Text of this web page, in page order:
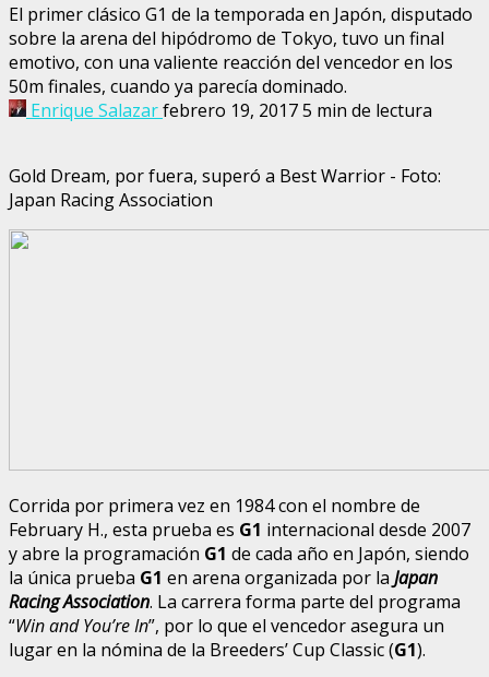
El primer clásico G1 de la temporada en Japón, disputado
sobre la arena del hipódromo de Tokyo, tuvo un final
emotivo, con una valiente reacción del vencedor en los
50m finales, cuando ya parecía dominado.
Enrique Salazarfebrero 19, 20175 min de lectura
Gold Dream, por fuera, superó a Best Warrior - Foto:
Japan Racing Association
Corrida por primera vez en 1984 con el nombre de
February H., esta prueba es G1 internacional desde 2007
y abre la programación G1 de cada año en Japón, siendo
la única prueba G1 en arena organizada por la Japan
Racing Association. La carrera forma parte del programa
“Win and You’re In”, por lo que el vencedor asegura un
lugar en la nómina de la Breeders’ Cup Classic (G1).